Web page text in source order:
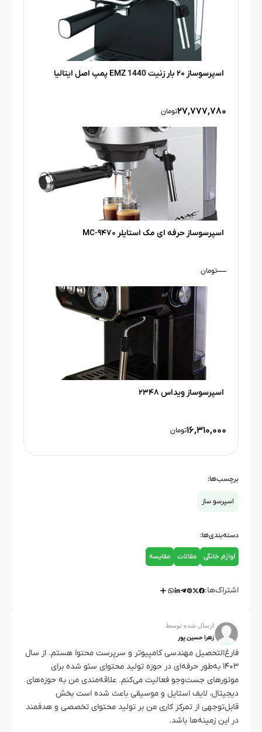
اﺳپرﺳﻮﺳﺎز ۲۰ ﺑﺎر زنیت EMZ 1440 پمپ اﺻﻞ اﯾﺘﺎﻟﯿﺎ
۲۷,۷۷۷,۷۸۰تومان
اسپرسوساز حرفه ای مک استایلر MC-۹۴۷۰
—تومان
اسپرسوساز ویداس ۲۳۴۸
۱۶,۳۱۰,۰۰۰تومان
برچسب‌ها:
اسپرسو ساز
دسته‌بندی‌ها:
لوازم خانگی مقالات مقایسه
اشتراک‌ها:
ارسال شده توسط
زهرا حسین پور
فارغ‌التحصیل مهندسی کامپیوتر و سرپرست محتوا هستم. از سال
۱۴۰۳ به‌طور حرفه‌ای در حوزه تولید محتوای سئو شده برای
موتورهای جست‌وجو فعالیت می‌کنم. علاقه‌مندی من به حوزه‌های
دیجیتال، لایف استایل و موسیقی باعث شده است بخش
قابل‌توجهی از تمرکز کاری من بر تولید محتوای تخصصی و هدفمند
در این زمینه‌ها باشد.